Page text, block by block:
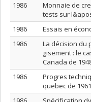
1986
Monnaie de
tests sur
1986
Essais en
1986
La décision du
gisement : le
Canada de
1986
Progres
quebec de